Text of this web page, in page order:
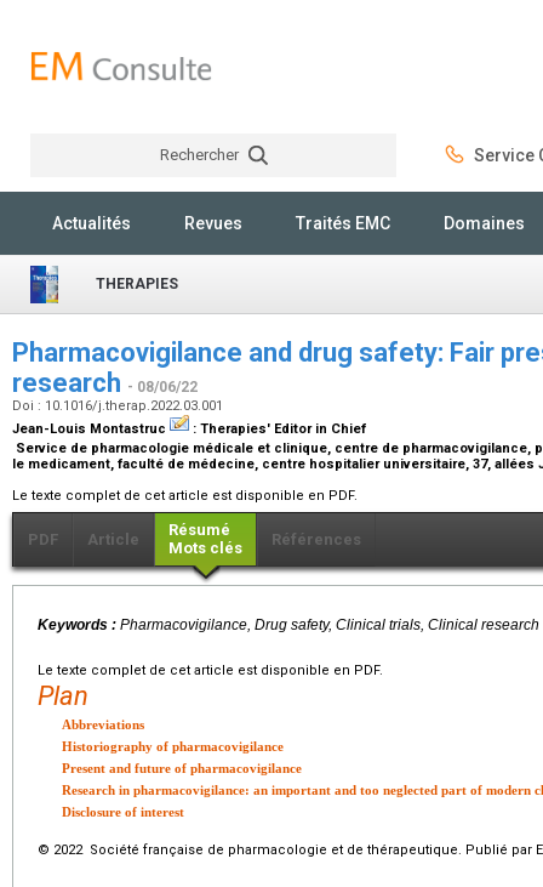
Rechercher Service
Actualités Revues Traités EMC Domaines
THERAPIES
Pharmacovigilance and drug safety: Fair
research - 08/06/22
Doi : 10.1016/j.therap.2022.03.001
Jean-Louis Montastruc
: Therapies' Editor in Chief
Service de pharmacologie médicale et clinique, centre de pharmacovigilance,
le medicament, faculté de médecine, centre hospitalier universitaire, 37, allées
Le texte complet de cet article est disponible en PDF.
PDF Article
Résumé
Mots clés
Références
Keywords : Pharmacovigilance, Drug safety, Clinical trials, Clinical research
Le texte complet de cet article est disponible en PDF.
Plan
Abbreviations
Historiography of pharmacovigilance
Present and future of pharmacovigilance
Research in pharmacovigilance: an important and too neglected part of modern
Disclosure of interest
© 2022 Société française de pharmacologie et de thérapeutique. Publié par